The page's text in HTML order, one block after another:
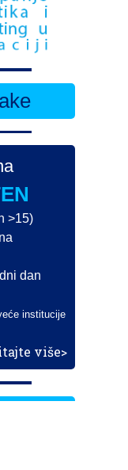
>15)
dan
institucije
više>